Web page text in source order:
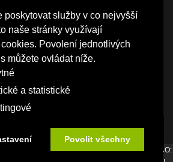
poskytovat služby v co nejvyšší
naše stránky využívají
Povolení jednotlivých
můžete ovládat níže.
a statistické
Povolit všechny
PARTNEŘI
autě vydává vydavatelství Srdce Evropy s.r.o., IČO: